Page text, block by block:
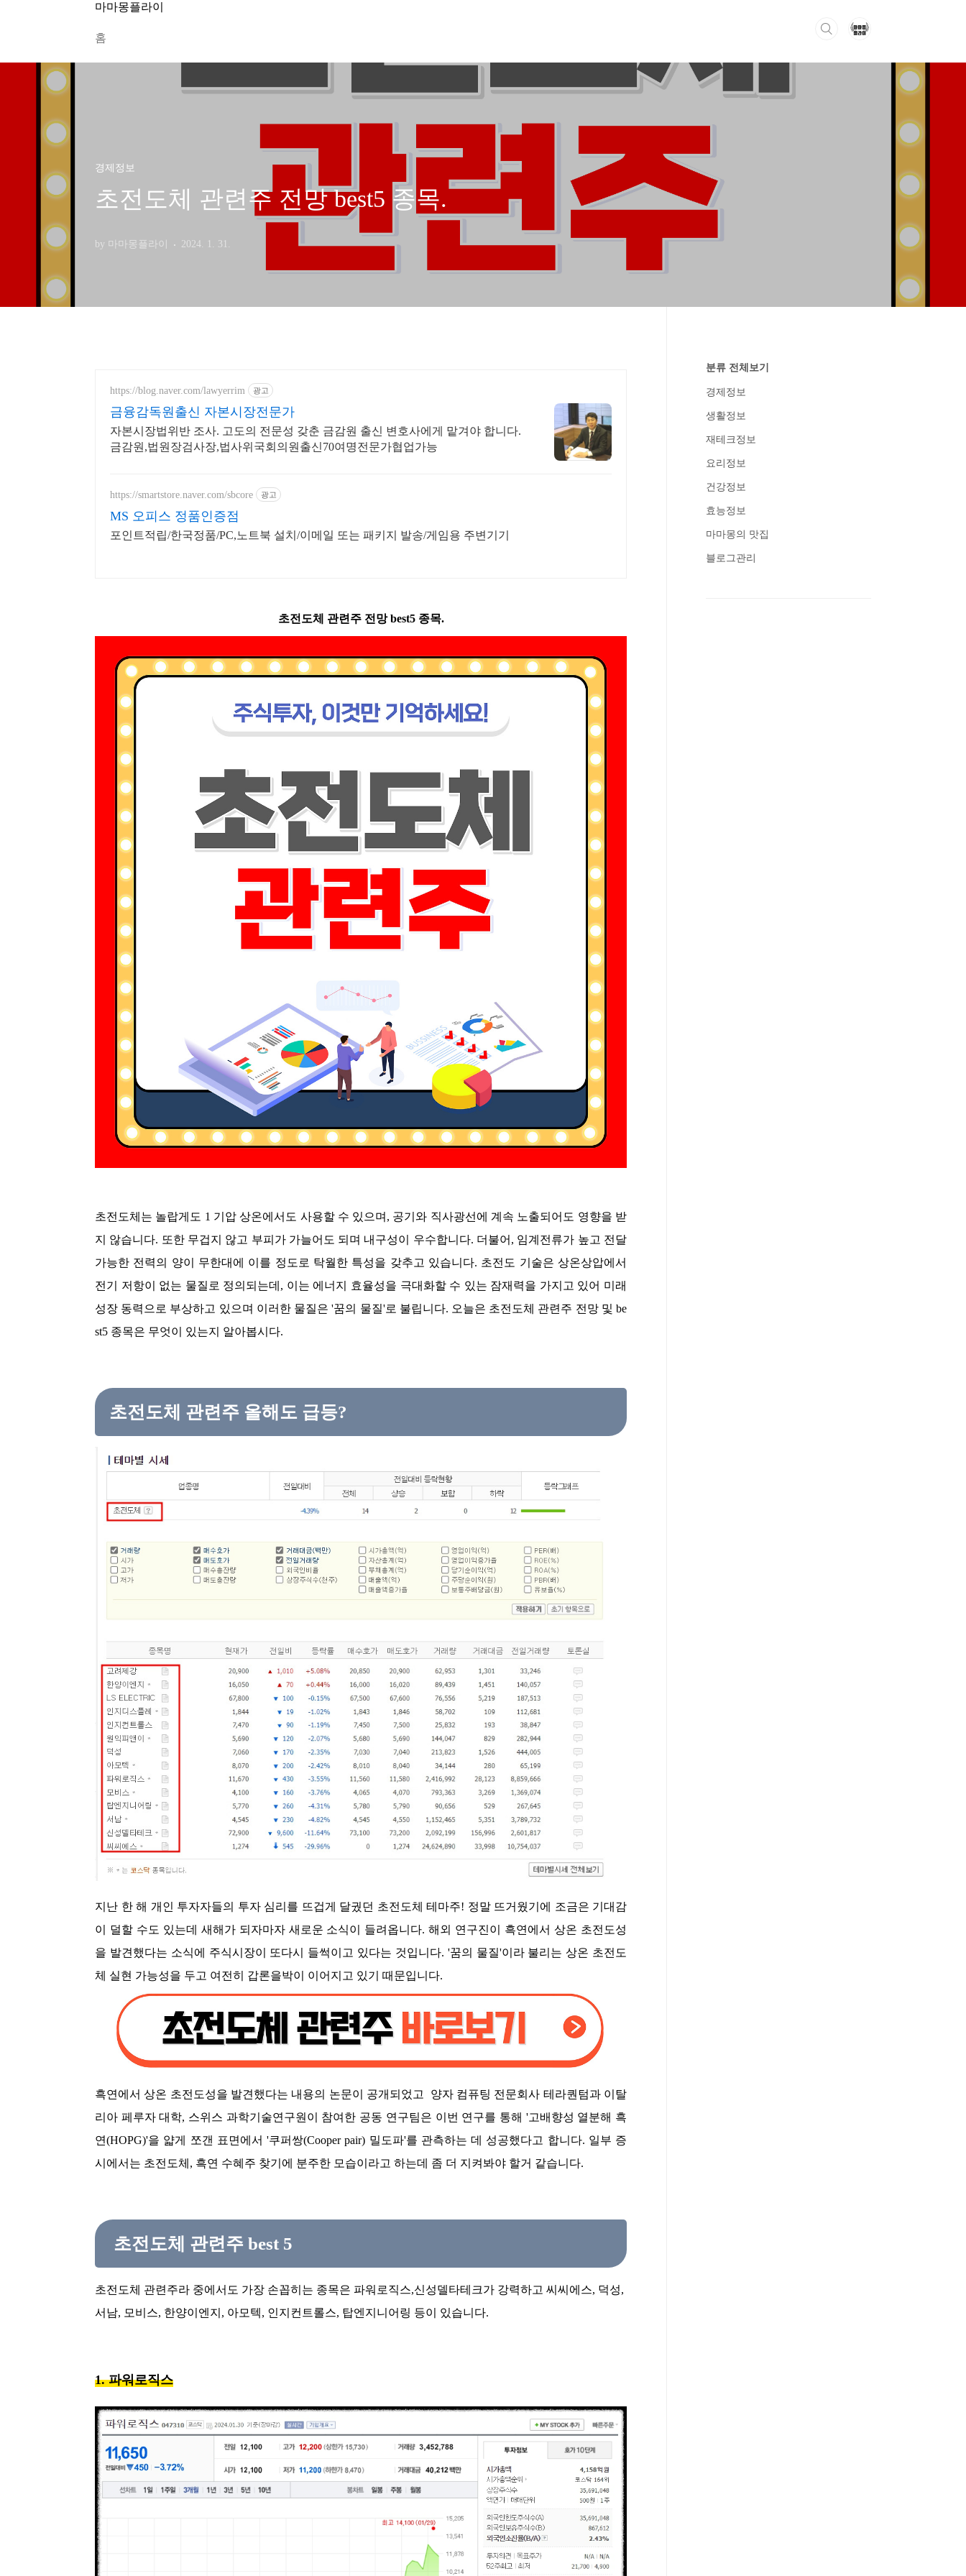
마마몽플라이
홈
경제정보
초전도체 관련주 전망 best5 종목.
by 마마몽플라이 2024. 1. 31.
https://blog.naver.com/lawyerrim 광고
금융감독원출신 자본시장전문가
자본시장법위반 조사. 고도의 전문성 갖춘 금감원 출신 변호사에게 맡겨야 합니다.
금감원,법원장검사장,법사위국회의원출신70여명전문가협업가능
https://smartstore.naver.com/sbcore 광고
MS 오피스 정품인증점
포인트적립/한국정품/PC,노트북 설치/이메일 또는 패키지 발송/게임용 주변기기
초전도체 관련주 전망 best5 종목.
초전도체는 놀랍게도 1 기압 상온에서도 사용할 수 있으며, 공기와 직사광선에 계속 노출되어도 영향을 받
지 않습니다. 또한 무겁지 않고 부피가 가늘어도 되며 내구성이 우수합니다. 더불어, 임계전류가 높고 전달
가능한 전력의 양이 무한대에 이를 정도로 탁월한 특성을 갖추고 있습니다. 초전도 기술은 상온상압에서
전기 저항이 없는 물질로 정의되는데, 이는 에너지 효율성을 극대화할 수 있는 잠재력을 가지고 있어 미래
성장 동력으로 부상하고 있으며 이러한 물질은 '꿈의 물질'로 불립니다. 오늘은 초전도체 관련주 전망 및 be
st5 종목은 무엇이 있는지 알아봅시다.
초전도체 관련주 올해도 급등?
지난 한 해 개인 투자자들의 투자 심리를 뜨겁게 달궜던 초전도체 테마주! 정말 뜨거웠기에 조금은 기대감
이 덜할 수도 있는데 새해가 되자마자 새로운 소식이 들려옵니다. 해외 연구진이 흑연에서 상온 초전도성
을 발견했다는 소식에 주식시장이 또다시 들썩이고 있다는 것입니다. '꿈의 물질'이라 불리는 상온 초전도
체 실현 가능성을 두고 여전히 갑론을박이 이어지고 있기 때문입니다.
흑연에서 상온 초전도성을 발견했다는 내용의 논문이 공개되었고 양자 컴퓨팅 전문회사 테라퀀텀과 이탈
리아 페루자 대학, 스위스 과학기술연구원이 참여한 공동 연구팀은 이번 연구를 통해 '고배향성 열분해 흑
연(HOPG)'을 얇게 쪼갠 표면에서 '쿠퍼쌍(Cooper pair) 밀도파'를 관측하는 데 성공했다고 합니다. 일부 증
시에서는 초전도체, 흑연 수혜주 찾기에 분주한 모습이라고 하는데 좀 더 지켜봐야 할거 같습니다.
초전도체 관련주 best 5
초전도체 관련주라 중에서도 가장 손꼽히는 종목은 파워로직스,신성델타테크가 강력하고 씨씨에스, 덕성,
서남, 모비스, 한양이엔지, 아모텍, 인지컨트롤스, 탑엔지니어링 등이 있습니다.
1. 파워로직스
분류 전체보기
경제정보
생활정보
재테크정보
요리정보
건강정보
효능정보
마마몽의 맛집
블로그관리